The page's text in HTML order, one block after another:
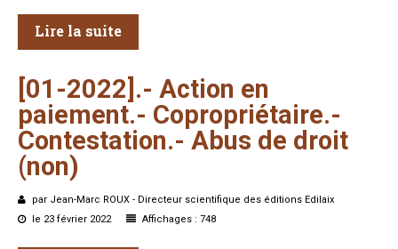
Lire la suite
[01-2022].- Action en
paiement.- Copropriétaire.-
Contestation.- Abus de droit
(non)
par Jean-Marc ROUX - Directeur scientifique des éditions Edilaix
le 23 février 2022
Affichages : 748